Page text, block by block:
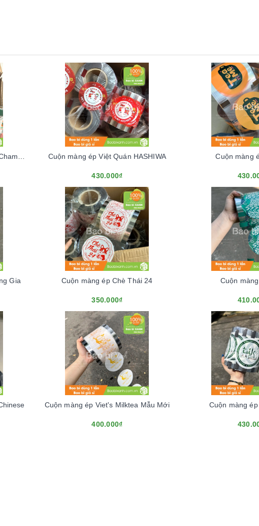
Cuộn màng ép Việt Quán HASHIWA
430.000₫
Cuộn màng
Gia Cuộn màng ép Chè Thái 24
350.000₫
Cuộn
Cuộn màng ép Viet's Milktea Mẫu Mới
400.000₫
Cuộn màng